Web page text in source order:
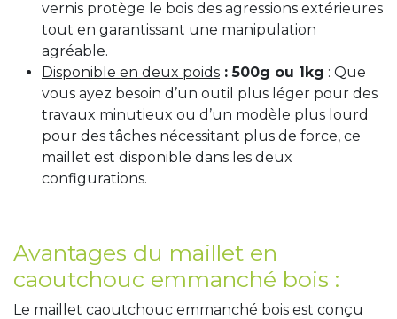
vernis protège le bois des agressions extérieures
tout en garantissant une manipulation
agréable.
Disponible en deux poids : 500g ou 1kg : Que
vous ayez besoin d’un outil plus léger pour des
travaux minutieux ou d’un modèle plus lourd
pour des tâches nécessitant plus de force, ce
maillet est disponible dans les deux
configurations.
Avantages du maillet en
caoutchouc emmanché bois :
Le maillet caoutchouc emmanché bois est conçu